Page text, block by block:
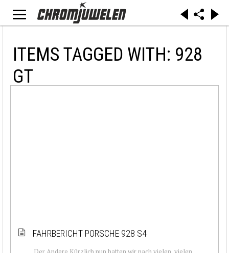
ITEMS TAGGED WITH: 928
GT
FAHRBERICHT PORSCHE 928 S4